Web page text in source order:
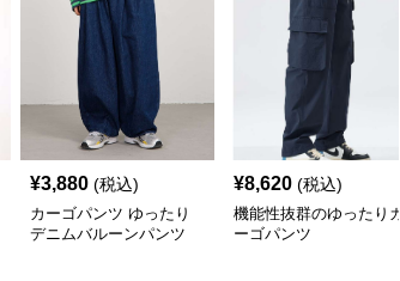
¥3,880 (税込)
カーゴパンツ ゆったり
デニムバルーンパンツ
¥8,620 (税込)
機能性抜群のゆったりカ
ーゴパンツ